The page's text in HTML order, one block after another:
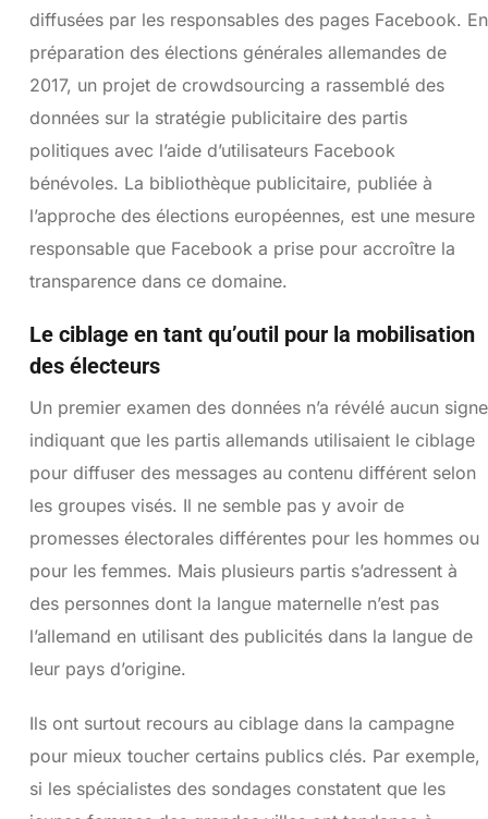
diffusées par les responsables des pages Facebook. En
préparation des élections générales allemandes de
2017, un projet de crowdsourcing a rassemblé des
données sur la stratégie publicitaire des partis
politiques avec l’aide d’utilisateurs Facebook
bénévoles. La bibliothèque publicitaire, publiée à
l’approche des élections européennes, est une mesure
responsable que Facebook a prise pour accroître la
transparence dans ce domaine.
Le ciblage en tant qu’outil pour la mobilisation
des électeurs
Un premier examen des données n’a révélé aucun signe
indiquant que les partis allemands utilisaient le ciblage
pour diffuser des messages au contenu différent selon
les groupes visés. Il ne semble pas y avoir de
promesses électorales différentes pour les hommes ou
pour les femmes. Mais plusieurs partis s’adressent à
des personnes dont la langue maternelle n’est pas
l’allemand en utilisant des publicités dans la langue de
leur pays d’origine.
Ils ont surtout recours au ciblage dans la campagne
pour mieux toucher certains publics clés. Par exemple,
si les spécialistes des sondages constatent que les